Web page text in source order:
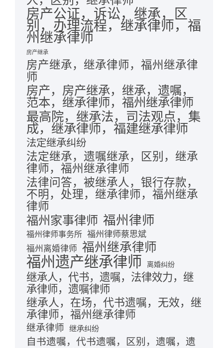
房产公证，诉讼，继承，区
别，办理流程，继承律师，福
州继承律师
房产继承
房产继承，继承律师，福州继承律
师
房产，房产继承，继承，遗嘱，
范本，继承律师，福州继承律师
最高院，继承法，司法观点，集
成，继承律师，福建继承律师
法定继承纠纷
法定继承，遗嘱继承，区别，继承
律师，福州继承律师
法律问答，被继承人，银行存款，
不明，处理，继承律师，福州继承
律师
福州家事律师 福州律师
福州律师事务所 福州律师蔡思斌
福州离婚律师 福州继承律师
福州遗产继承律师 离婚纠纷
继承人，代书，遗嘱，法律效力，继
承律师，遗嘱律师
继承人，在场，代书遗嘱，无效，继
承律师，福州继承律师
继承律师 继承纠纷
自书遗嘱，代书遗嘱，区别，遗嘱，遗